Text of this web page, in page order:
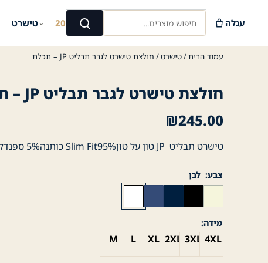
טישרט⌄ קיץ 2026 חיפוש מוצרים...
חיפוש עגלה
עמוד הבית/טישרט/ חולצת טישרט לגבר תבליט JP – תכלת
חולצת טישרט לגבר תבליט JP – תכלת
₪245.00
טישרט תבליט JP טון על טוןSlim Fit95% כותנה5% ספנדקס
צבע לבן
מידה
M L XL 2XL 3XL 4XL